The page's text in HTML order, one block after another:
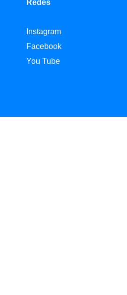
Redes
Instagram
Facebook
You Tube